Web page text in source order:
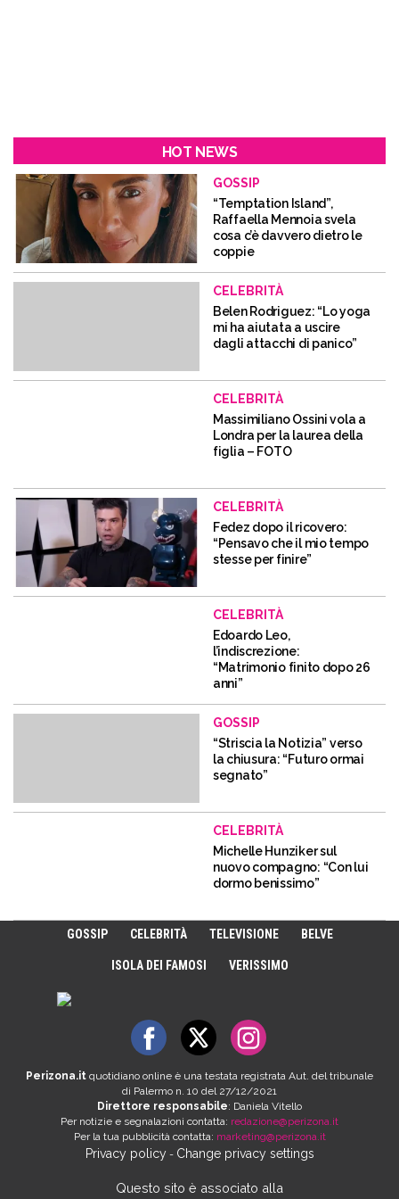
HOT NEWS
GOSSIP
“Temptation Island”,
Raffaella Mennoia svela
cosa c’è davvero dietro le
coppie
CELEBRITÀ
Belen Rodriguez: “Lo yoga
mi ha aiutata a uscire
dagli attacchi di panico”
CELEBRITÀ
Massimiliano Ossini vola a
Londra per la laurea della
figlia – FOTO
CELEBRITÀ
Fedez dopo il ricovero:
“Pensavo che il mio tempo
stesse per finire”
CELEBRITÀ
Edoardo Leo,
l’indiscrezione:
“Matrimonio finito dopo 26
anni”
GOSSIP
“Striscia la Notizia” verso
la chiusura: “Futuro ormai
segnato”
CELEBRITÀ
Michelle Hunziker sul
nuovo compagno: “Con lui
dormo benissimo”
GOSSIP CELEBRITÀ TELEVISIONE BELVE
ISOLA DEI FAMOSI VERISSIMO
Perizona.it quotidiano online è una testata registrata Aut. del tribunale
di Palermo n. 10 del 27/12/2021
Direttore responsabile: Daniela Vitello
Per notizie e segnalazioni contatta: redazione@perizona.it
Per la tua pubblicità contatta: marketing@perizona.it
Privacy policy- Change privacy settings
Questo sito è associato alla